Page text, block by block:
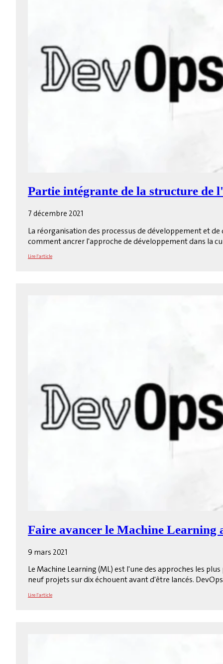
Partie intégrante de la structure de
7 décembre 2021
La réorganisation des processus de développement et
comment ancrer l'approche de développement dans la
Lire l'article
Faire avancer le Machine Learning
9 mars 2021
Le Machine Learning (ML) est l'une des approches les
neuf projets sur dix échouent avant d'être lancés.
Lire l'article